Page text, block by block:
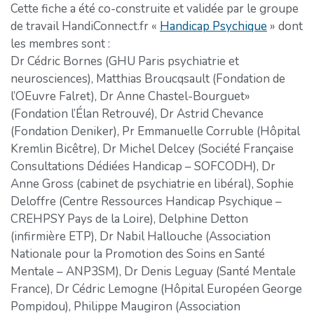
Cette fiche a été co-construite et validée par le groupe
de travail HandiConnect.fr « Handicap Psychique » dont
les membres sont :
Dr Cédric Bornes (GHU Paris psychiatrie et
neurosciences), Matthias Broucqsault (Fondation de
l’OEuvre Falret), Dr Anne Chastel-Bourguet»
(Fondation l’Élan Retrouvé), Dr Astrid Chevance
(Fondation Deniker), Pr Emmanuelle Corruble (Hôpital
Kremlin Bicêtre), Dr Michel Delcey (Société Française
Consultations Dédiées Handicap – SOFCODH), Dr
Anne Gross (cabinet de psychiatrie en libéral), Sophie
Deloffre (Centre Ressources Handicap Psychique –
CREHPSY Pays de la Loire), Delphine Detton
(infirmière ETP), Dr Nabil Hallouche (Association
Nationale pour la Promotion des Soins en Santé
Mentale – ANP3SM), Dr Denis Leguay (Santé Mentale
France), Dr Cédric Lemogne (Hôpital Européen George
Pompidou), Philippe Maugiron (Association